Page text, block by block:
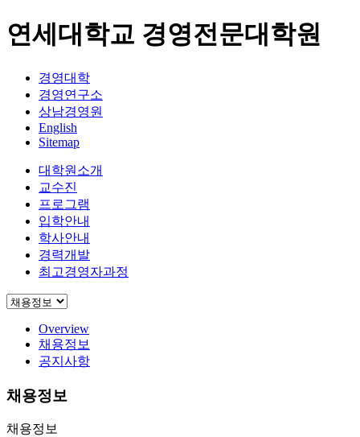
연세대학교 경영전문대학원
경영대학
경영연구소
상남경영원
English
Sitemap
대학원소개
교수진
프로그램
입학안내
학사안내
경력개발
최고경영자과정
Overview
채용정보
공지사항
채용정보
채용정보